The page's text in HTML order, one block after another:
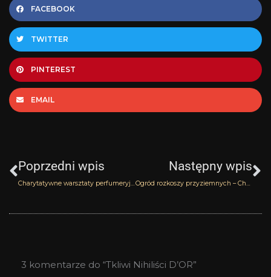
FACEBOOK
TWITTER
PINTEREST
EMAIL
Poprzedni wpis
Charytatywne warsztaty perfumeryjne – fotorelacje
Następny wpis
Ogród rozkoszy przyziemnych – Chevalier Vert Olympic Orchids
3 komentarze do “Tkliwi Nihiliści D’OR”